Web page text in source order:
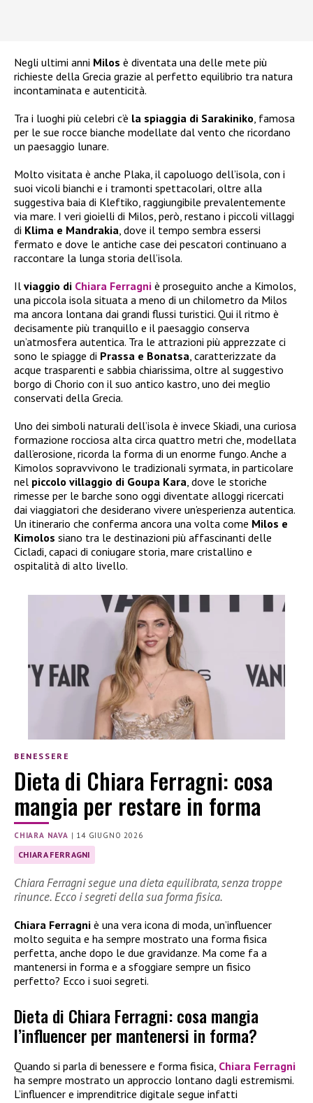
Negli ultimi anni Milos è diventata una delle mete più
richieste della Grecia grazie al perfetto equilibrio tra natura
incontaminata e autenticità.
Tra i luoghi più celebri c’è la spiaggia di Sarakiniko, famosa
per le sue rocce bianche modellate dal vento che ricordano
un paesaggio lunare.
Molto visitata è anche Plaka, il capoluogo dell’isola, con i
suoi vicoli bianchi e i tramonti spettacolari, oltre alla
suggestiva baia di Kleftiko, raggiungibile prevalentemente
via mare. I veri gioielli di Milos, però, restano i piccoli villaggi
di Klima e Mandrakia, dove il tempo sembra essersi
fermato e dove le antiche case dei pescatori continuano a
raccontare la lunga storia dell’isola.
Il viaggio di Chiara Ferragni è proseguito anche a Kimolos,
una piccola isola situata a meno di un chilometro da Milos
ma ancora lontana dai grandi flussi turistici. Qui il ritmo è
decisamente più tranquillo e il paesaggio conserva
un’atmosfera autentica. Tra le attrazioni più apprezzate ci
sono le spiagge di Prassa e Bonatsa, caratterizzate da
acque trasparenti e sabbia chiarissima, oltre al suggestivo
borgo di Chorio con il suo antico kastro, uno dei meglio
conservati della Grecia.
Uno dei simboli naturali dell’isola è invece Skiadi, una curiosa
formazione rocciosa alta circa quattro metri che, modellata
dall’erosione, ricorda la forma di un enorme fungo. Anche a
Kimolos sopravvivono le tradizionali syrmata, in particolare
nel piccolo villaggio di Goupa Kara, dove le storiche
rimesse per le barche sono oggi diventate alloggi ricercati
dai viaggiatori che desiderano vivere un’esperienza autentica.
Un itinerario che conferma ancora una volta come Milos e
Kimolos siano tra le destinazioni più affascinanti delle
Cicladi, capaci di coniugare storia, mare cristallino e
ospitalità di alto livello.
BENESSERE
Dieta di Chiara Ferragni: cosa
mangia per restare in forma
CHIARA NAVA | 14 GIUGNO 2026
CHIARA FERRAGNI
Chiara Ferragni segue una dieta equilibrata, senza troppe
rinunce. Ecco i segreti della sua forma fisica.
Chiara Ferragni è una vera icona di moda, un’influencer
molto seguita e ha sempre mostrato una forma fisica
perfetta, anche dopo le due gravidanze. Ma come fa a
mantenersi in forma e a sfoggiare sempre un fisico
perfetto? Ecco i suoi segreti.
Dieta di Chiara Ferragni: cosa mangia
l’influencer per mantenersi in forma?
Quando si parla di benessere e forma fisica, Chiara Ferragni
ha sempre mostrato un approccio lontano dagli estremismi.
L’influencer e imprenditrice digitale segue infatti